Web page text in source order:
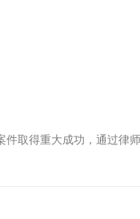
件取得重大成功，通过律